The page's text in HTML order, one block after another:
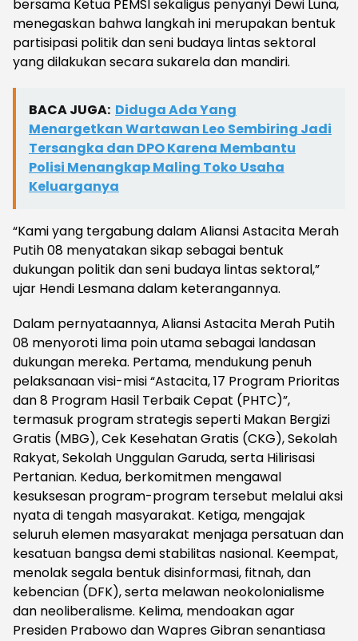
bersama Ketua PEMSI sekaligus penyanyi Dewi Luna,
menegaskan bahwa langkah ini merupakan bentuk
partisipasi politik dan seni budaya lintas sektoral
yang dilakukan secara sukarela dan mandiri.
BACA JUGA: Diduga Ada Yang
Menargetkan Wartawan Leo Sembiring Jadi
Tersangka dan DPO Karena Membantu
Polisi Menangkap Maling Toko Usaha
Keluarganya
“Kami yang tergabung dalam Aliansi Astacita Merah
Putih 08 menyatakan sikap sebagai bentuk
dukungan politik dan seni budaya lintas sektoral,”
ujar Hendi Lesmana dalam keterangannya.
Dalam pernyataannya, Aliansi Astacita Merah Putih
08 menyoroti lima poin utama sebagai landasan
dukungan mereka. Pertama, mendukung penuh
pelaksanaan visi-misi “Astacita, 17 Program Prioritas
dan 8 Program Hasil Terbaik Cepat (PHTC)”,
termasuk program strategis seperti Makan Bergizi
Gratis (MBG), Cek Kesehatan Gratis (CKG), Sekolah
Rakyat, Sekolah Unggulan Garuda, serta Hilirisasi
Pertanian. Kedua, berkomitmen mengawal
kesuksesan program-program tersebut melalui aksi
nyata di tengah masyarakat. Ketiga, mengajak
seluruh elemen masyarakat menjaga persatuan dan
kesatuan bangsa demi stabilitas nasional. Keempat,
menolak segala bentuk disinformasi, fitnah, dan
kebencian (DFK), serta melawan neokolonialisme
dan neoliberalisme. Kelima, mendoakan agar
Presiden Prabowo dan Wapres Gibran senantiasa